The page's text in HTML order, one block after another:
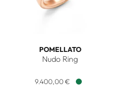
kleiner Ring, Ref:
POMELLATO
Nudo Ring
9.400,00 €